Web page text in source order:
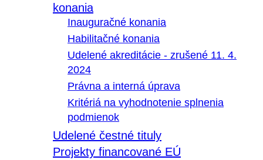
konania
Inauguračné konania
Habilitačné konania
Udelené akreditácie - zrušené 11. 4.
2024
Právna a interná úprava
Kritériá na vyhodnotenie splnenia
podmienok
Udelené čestné tituly
Projekty financované EÚ